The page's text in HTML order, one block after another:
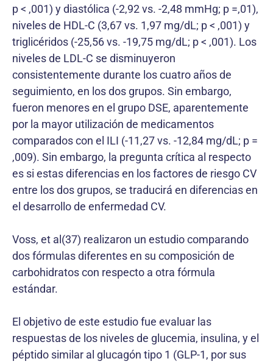
p < ,001) y diastólica (-2,92 vs. -2,48 mmHg; p =,01),
niveles de HDL-C (3,67 vs. 1,97 mg/dL; p < ,001) y
triglicéridos (-25,56 vs. -19,75 mg/dL; p < ,001). Los
niveles de LDL-C se disminuyeron
consistentemente durante los cuatro años de
seguimiento, en los dos grupos. Sin embargo,
fueron menores en el grupo DSE, aparentemente
por la mayor utilización de medicamentos
comparados con el ILI (-11,27 vs. -12,84 mg/dL; p =
,009). Sin embargo, la pregunta crítica al respecto
es si estas diferencias en los factores de riesgo CV
entre los dos grupos, se traducirá en diferencias en
el desarrollo de enfermedad CV.
Voss, et al(37) realizaron un estudio comparando
dos fórmulas diferentes en su composición de
carbohidratos con respecto a otra fórmula
estándar.
El objetivo de este estudio fue evaluar las
respuestas de los niveles de glucemia, insulina, y el
péptido similar al glucagón tipo 1 (GLP-1, por sus